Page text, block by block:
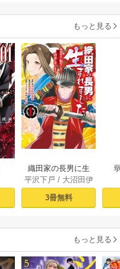
もっと見る
織田家の長男に生
まれました～戦国
時代に転生したけ
ど、死にたくない
ます～ 1
平沢下戸 / 大沼田伊
/逸見兎歌
3冊無料
もっと見る